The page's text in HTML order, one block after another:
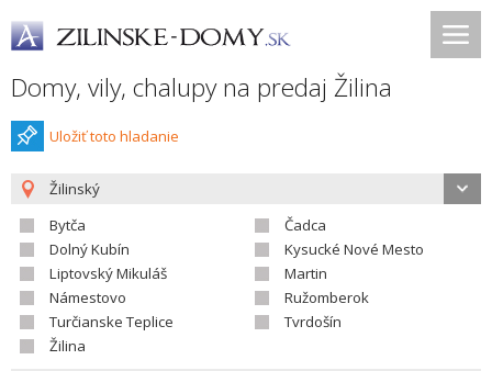
Domy, vily, chalupy na predaj Žilina
Uložiť toto hladanie
Žilinský
Bytča
Čadca
Dolný Kubín
Kysucké Nové Mesto
Liptovský Mikuláš
Martin
Námestovo
Ružomberok
Turčianske Teplice
Tvrdošín
Žilina